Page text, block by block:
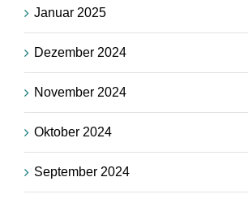
Januar 2025
Dezember 2024
November 2024
Oktober 2024
September 2024